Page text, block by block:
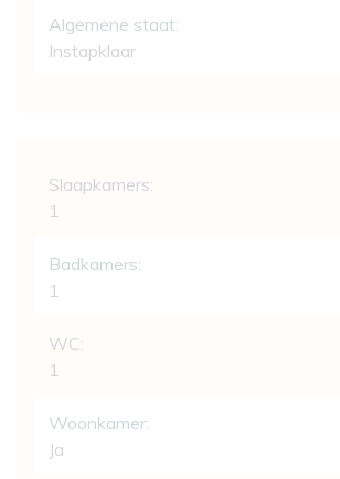
Algemene staat:
Instapklaar
Slaapkamers:
1
Badkamers:
1
WC:
1
Woonkamer:
Ja